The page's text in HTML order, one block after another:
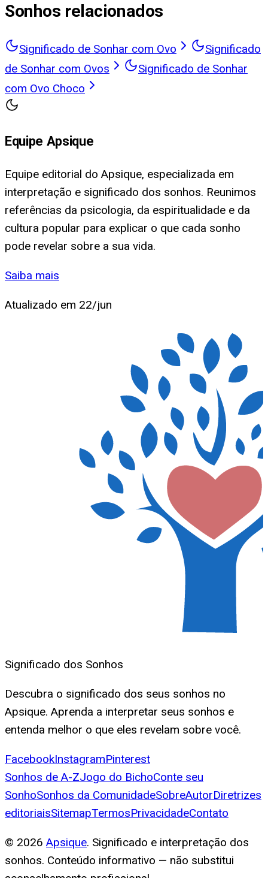
Sonhos relacionados
Significado de Sonhar com Ovo
Significado
de Sonhar com Ovos
Significado de Sonhar
com Ovo Choco
Equipe Apsique
Equipe editorial do Apsique, especializada em
interpretação e significado dos sonhos. Reunimos
referências da psicologia, da espiritualidade e da
cultura popular para explicar o que cada sonho
pode revelar sobre a sua vida.
Saiba mais
Atualizado em 22/jun
Significado dos Sonhos
Descubra o significado dos seus sonhos no
Apsique. Aprenda a interpretar seus sonhos e
entenda melhor o que eles revelam sobre você.
FacebookInstagramPinterest
Sonhos de A-ZJogo do BichoConte seu
SonhoSonhos da ComunidadeSobreAutorDiretrizes
editoriaisSitemapTermosPrivacidadeContato
© 2026 Apsique. Significado e interpretação dos
sonhos. Conteúdo informativo — não substitui